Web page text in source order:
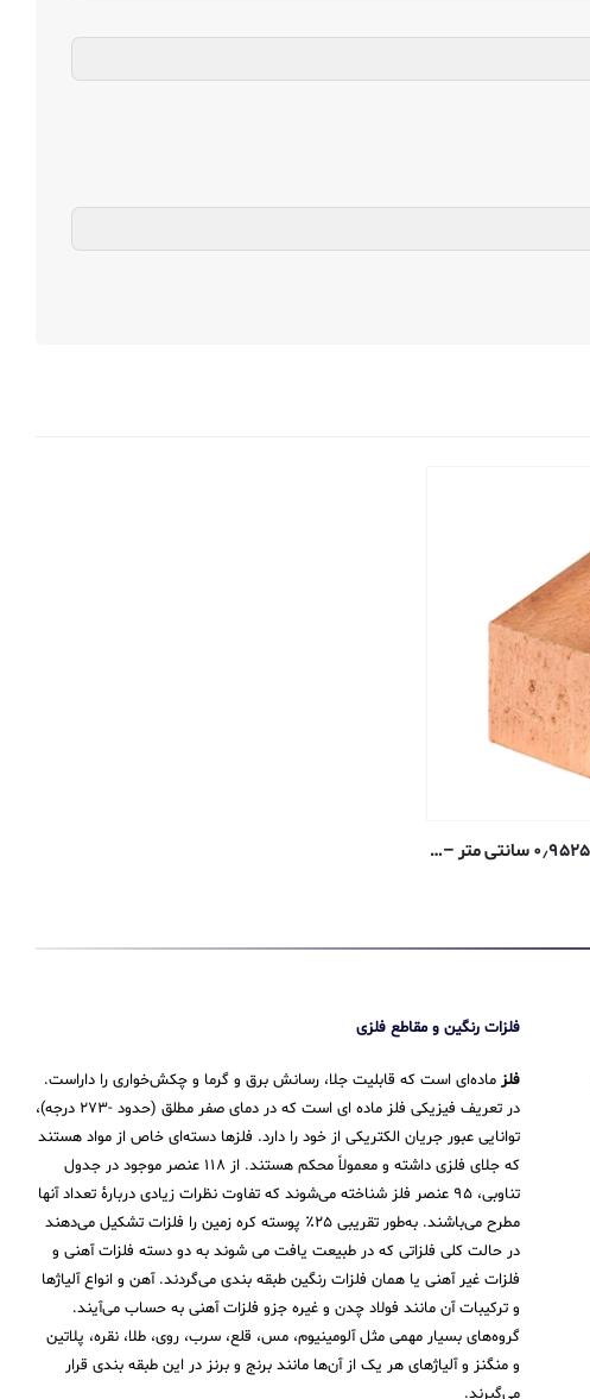
میل مکعب (چهارپر) مس – ۰٫۹۵۲۵ سانتی متر – ۱۱۰-H02
فلزات رنگین و مقاطع فلزی
فلز ماده‌ای است که قابلیت جلا، رسانش برق و گرما و چکش‌خواری را داراست.
در تعریف فیزیکی فلز ماده ای است که در دمای صفر مطلق (حدود -۲۷۳ درجه)،
توانایی عبور جریان الکتریکی از خود را دارد. فلزها دسته‌ای خاص از مواد هستند
که جلای فلزی داشته و معمولاً محکم هستند. از ۱۱۸ عنصر موجود در جدول
تناوبی، ۹۵ عنصر فلز شناخته می‌شوند که تفاوت نظرات زیادی دربارهٔ تعداد آنها
مطرح می‌باشند. به‌طور تقریبی ۲۵٪ پوسته کره زمین را فلزات تشکیل می‌دهند
در حالت کلی فلزاتی که در طبیعت یافت می شوند به دو دسته فلزات آهنی و
فلزات غیر آهنی یا همان فلزات رنگین طبقه بندی می‌گردند. آهن و انواع آلیاژها
و ترکیبات آن مانند فولاد چدن و غیره جزو فلزات آهنی به حساب می‌‌آیند.
گروه‌های بسیار مهمی مثل آلومینیوم، مس، قلع، سرب، روی، طلا، نقره، پلاتین
و منگنز و آلیاژهای هر یک از آن‌ها مانند برنج و برنز در این طبقه‌ بندی قرار
می‌‌گیرند.